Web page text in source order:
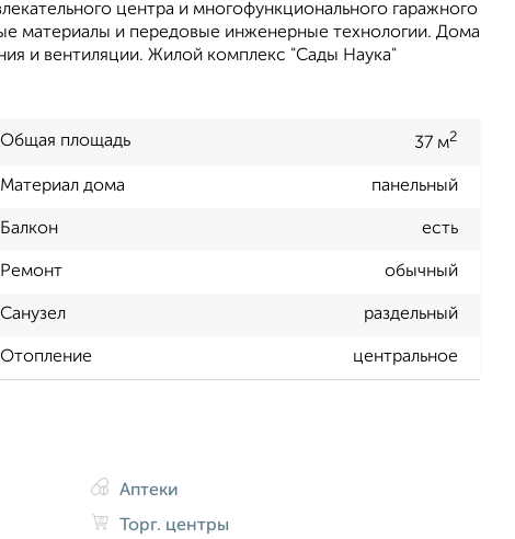
центра и многофункционального гаражного
материалы и передовые инженерные технологии. Дома
и вентиляции. Жилой комплекс "Сады Наука"
Общая площадь 37 м2
Материал дома панельный
Балкон есть
Ремонт обычный
Санузел раздельный
Отопление центральное
Аптеки
Торг. центры